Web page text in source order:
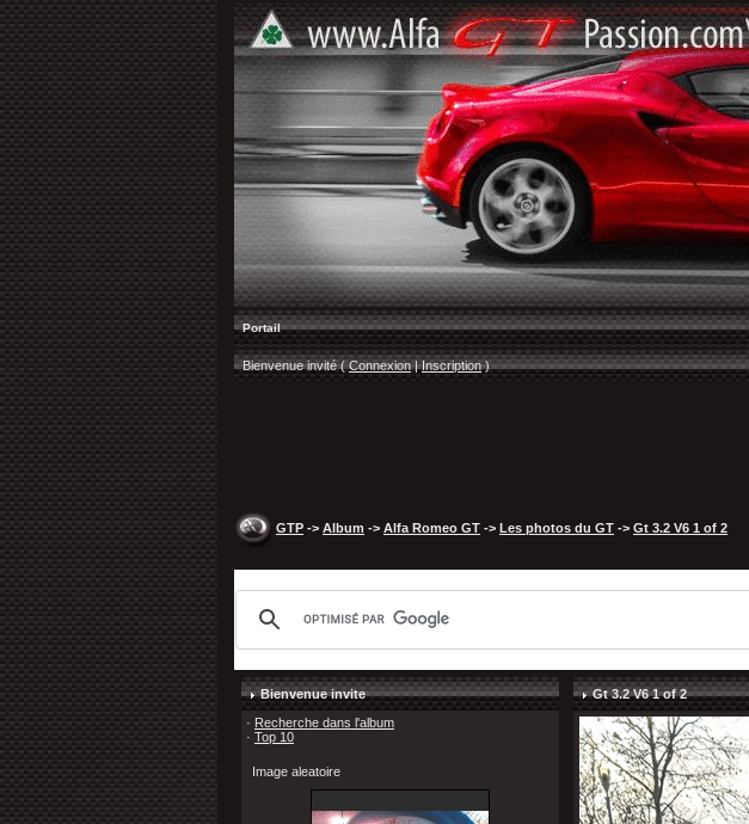
Portail
Bienvenue invité ( Connexion |Inscription)
GTP -> Album -> Alfa Romeo GT -> Les photos du GT -> Gt 3.2 V6 1 of 2
Bienvenue invite
· Recherche dans l'album
· Top 10
Image aleatoire
Gt 3.2 V6 1 of 2